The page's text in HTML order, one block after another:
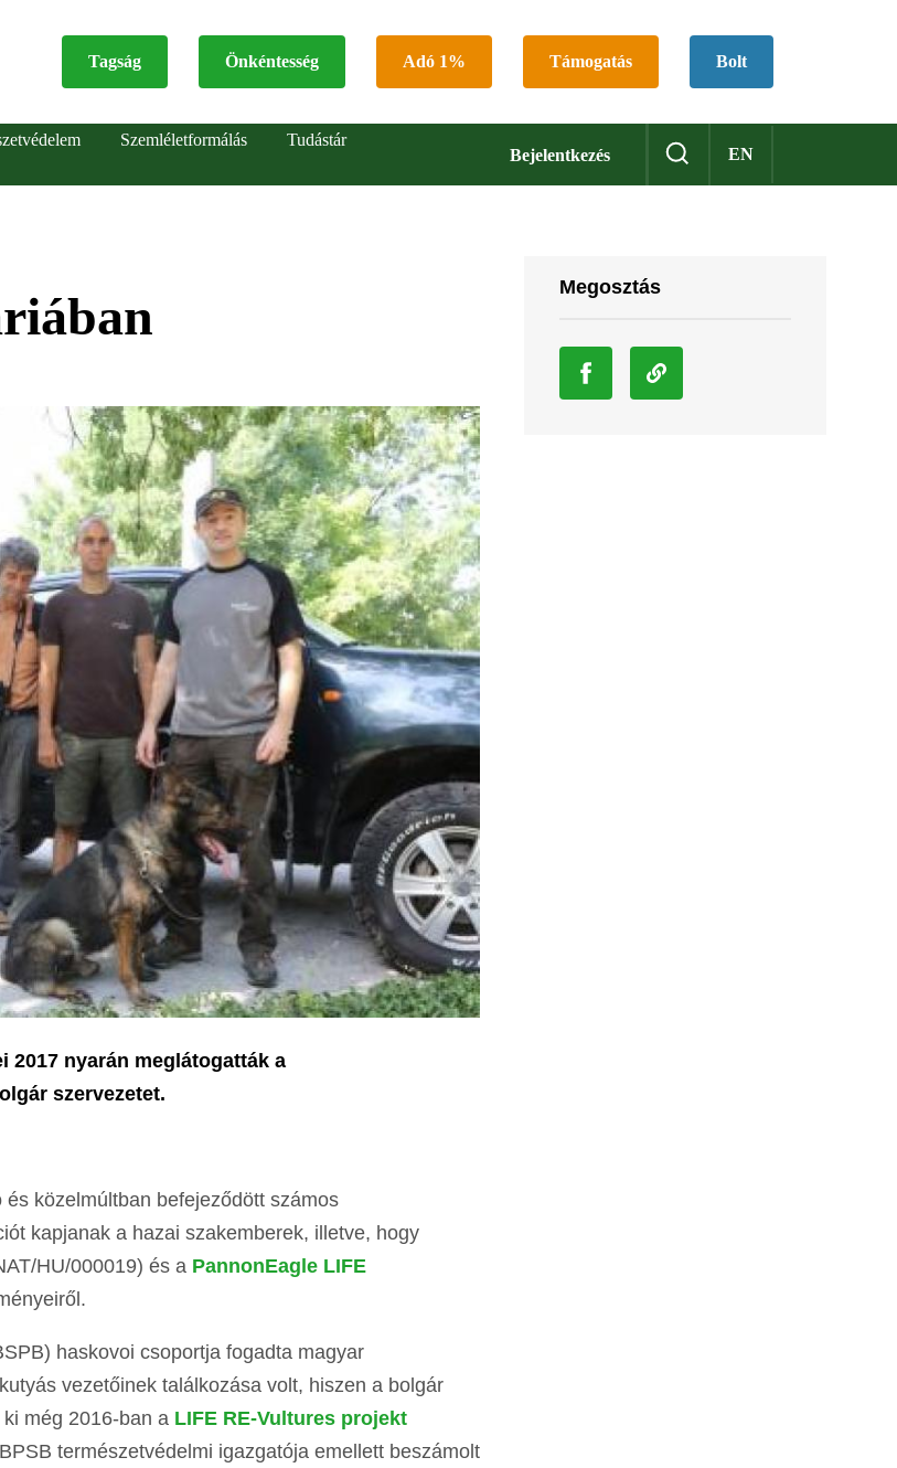
Top
Tagság Önkéntesség Adó 1% Támogatás Bolt
Bejelentkezés EN
Szemléletformálás
Tudástár
2017 nyarán meglátogatták a
szervezetet.
közelmúltban befejeződött számos
kapjanak a hazai szakemberek, illetve, hogy
HU/000019) és a PannonEagle LIFE
haskovoi csoportja fogadta magyar
vezetőinek találkozása volt, hiszen a bolgár
még 2016-ban a LIFE RE-Vultures projekt
természetvédelmi igazgatója emellett beszámolt
Megosztás